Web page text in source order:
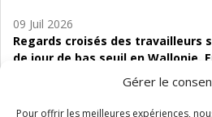
Gérer le
Pour offrir les meilleures expériences,
09 Juil 2026
Regards croisés des travailleurs
de jour de bas seuil en Wallonie.
06 Juil 2026